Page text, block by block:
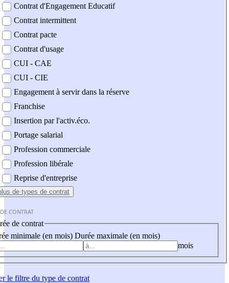
Contrat d'Engagement Educatif
Contrat intermittent
Contrat pacte
Contrat d'usage
CUI - CAE
CUI - CIE
Engagement à servir dans la réserve
Franchise
Insertion par l'activ.éco.
Portage salarial
Profession commerciale
Profession libérale
Reprise d'entreprise
de types de contrat
CONTRAT
de contrat
minimale (en mois) Durée maximale (en mois)
mois
le filtre du type de contrat